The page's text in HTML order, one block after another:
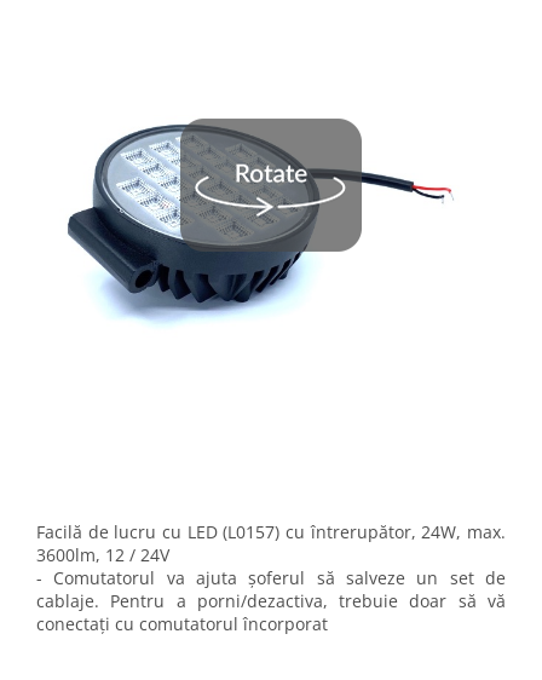
Facilă de lucru cu LED (L0157) cu întrerupător, 24W, max.
3600lm, 12 / 24V
- Comutatorul va ajuta șoferul să salveze un set de
cablaje. Pentru a porni/dezactiva, trebuie doar să vă
conectați cu comutatorul încorporat